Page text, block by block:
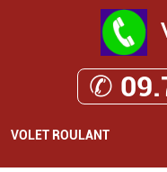
✆
VOLET ROULANT